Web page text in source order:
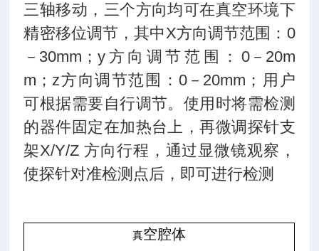
三轴移动，三个方向均可在真空环境下
精密移位调节，其中X方向调节范围： 0
－ 30mm ；y 方向调节范围： 0－ 20m
m ； z方向调节范围：0 － 20mm ；用户
可根据需要自行调节。使用时将需检测
的器件固定在加热台上，再微调探针支
架X/Y/Z方向行程，通过显微镜观察，
使探针对准检测点后，即可进行检测
真空腔体